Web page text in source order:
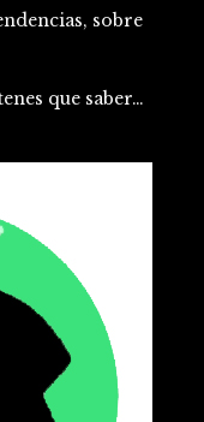
sobre
que saber…